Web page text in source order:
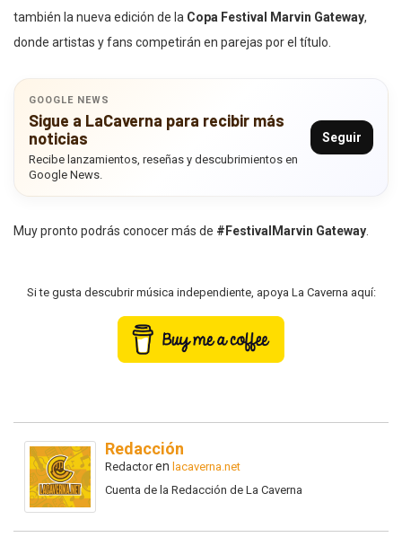
también la nueva edición de la Copa Festival Marvin Gateway,
donde artistas y fans competirán en parejas por el título.
GOOGLE NEWS
Sigue a LaCaverna para recibir más
noticias
Recibe lanzamientos, reseñas y descubrimientos en
Google News.
Seguir
Muy pronto podrás conocer más de #FestivalMarvin Gateway
Si te gusta descubrir música independiente, apoya La Caverna aquí:
Redacción
Redactoren lacaverna.net
Cuenta de la Redacción de La Caverna